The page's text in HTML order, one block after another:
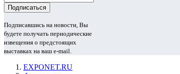
Подписавшись на новости, Вы
будете получать периодические
извещения о предстоящих
выставках на ваш e-mail.
EXPONET.RU